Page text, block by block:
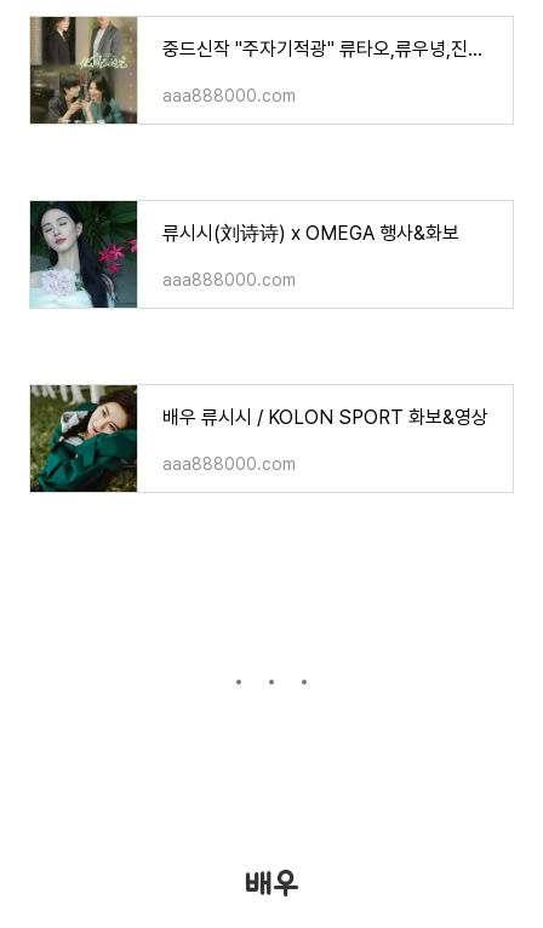
중드신작 "주자기적광" 류타오,류우녕,진해로,채벽운 주연/소개,영상
aaa888000.com
류시시(刘诗诗) x OMEGA 행사&화보
aaa888000.com
배우 류시시 / KOLON SPORT 화보&영상
aaa888000.com
배우